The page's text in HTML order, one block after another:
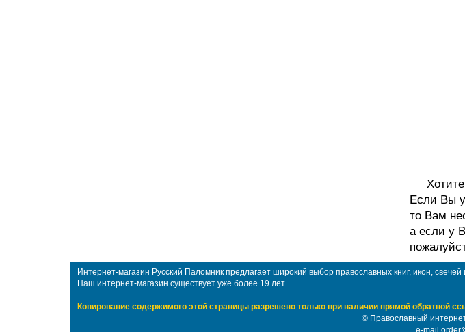
Если Вы
то Вам
а если у
Интернет-магазин Русский Паломник предлагает широкий выбор православных книг, икон, свечей
Наш интернет-магазин существует уже более 19 лет.
Копирование содержимого этой страницы разрешено только при наличии прямой обратной
© Православный
e-mail